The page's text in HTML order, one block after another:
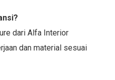
dari Alfa Interior
dan material sesuai